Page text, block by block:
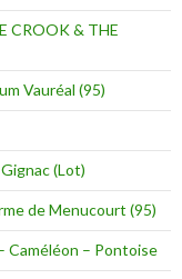
CROOK & THE
Vauréal (95)
(Lot)
de Menucourt (95)
Caméléon – Pontoise